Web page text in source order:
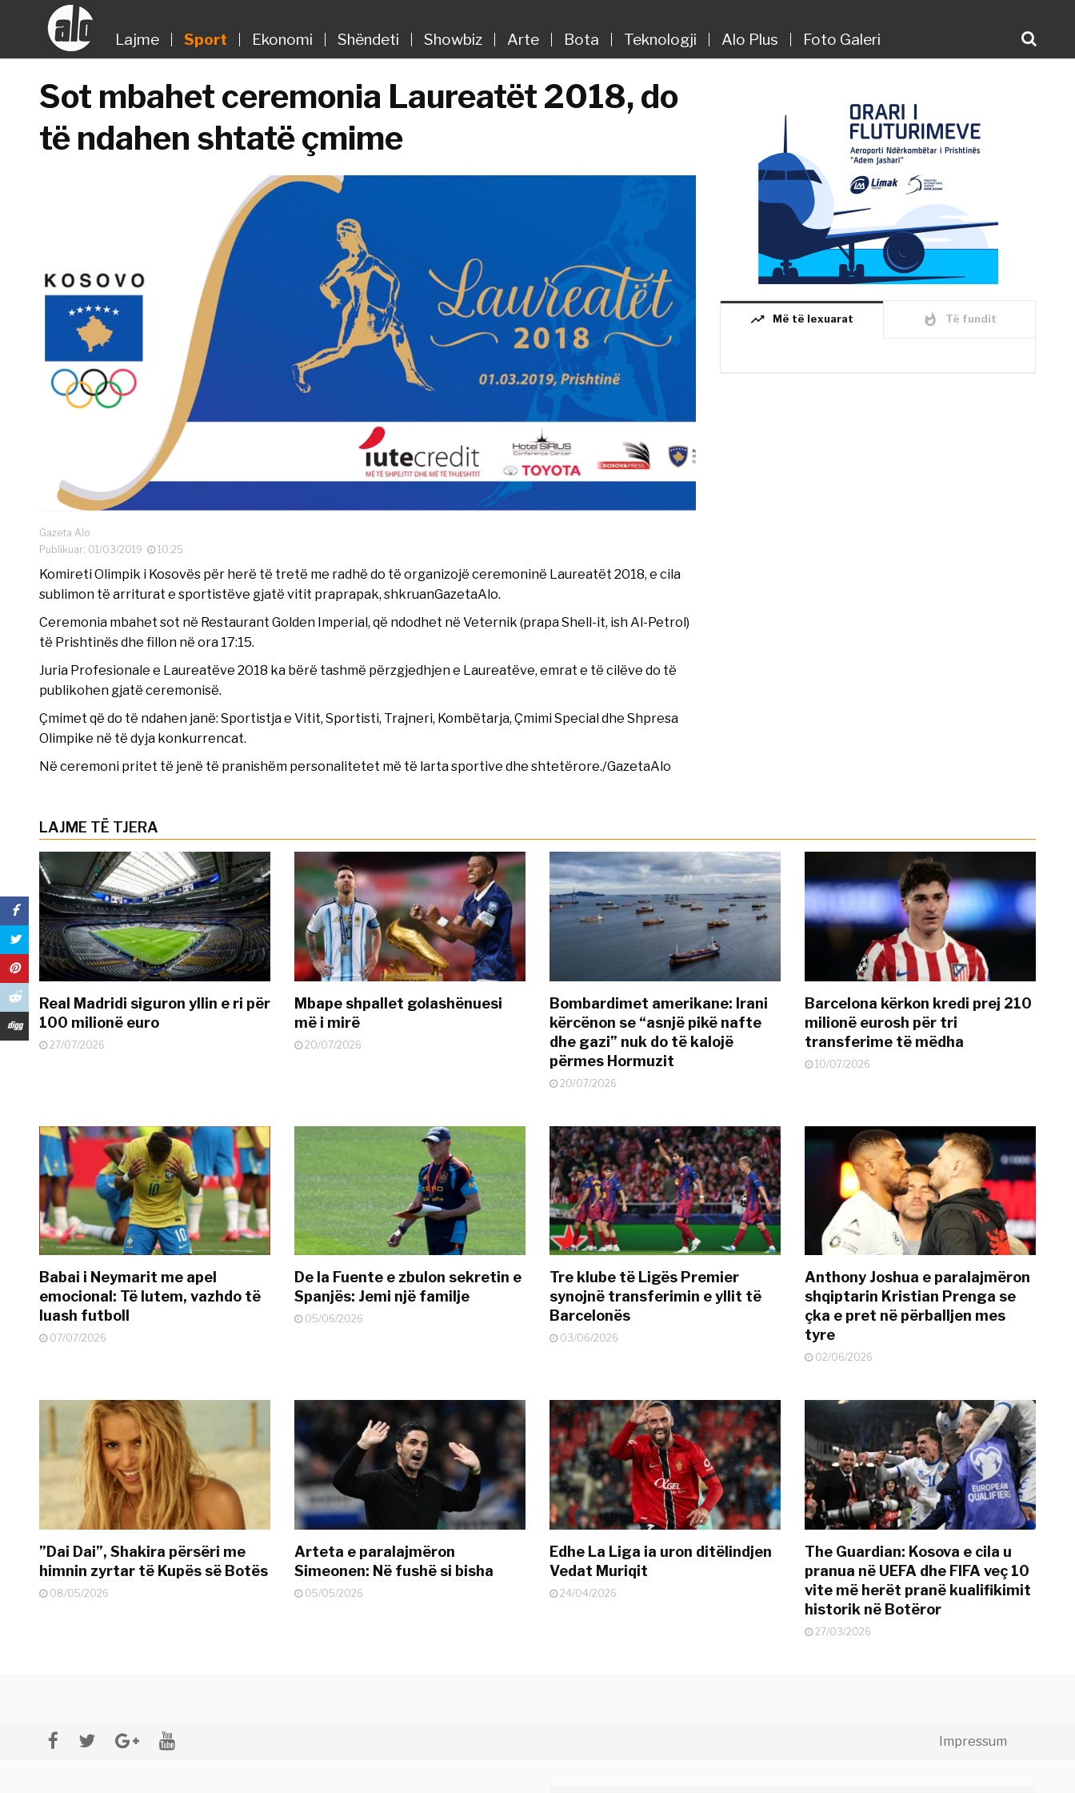
Lajme Sport Ekonomi Shëndeti Showbiz Arte Bota Teknologji Alo Plus Foto Galeri
Sot mbahet ceremonia Laureatët 2018, do
të ndahen shtatë çmime
Gazeta Alo
Publikuar: 01/03/2019
10:25
Komireti Olimpik i Kosovës për herë të tretë me radhë do të organizojë ceremoninë Laureatët 2018, e cila
sublimon të arriturat e sportistëve gjatë vitit praprapak, shkruanGazetaAlo.
Ceremonia mbahet sot në Restaurant Golden Imperial, që ndodhet në Veternik (prapa Shell-it, ish Al-Petrol)
të Prishtinës dhe fillon në ora 17:15.
Juria Profesionale e Laureatëve 2018 ka bërë tashmë përzgjedhjen e Laureatëve, emrat e të cilëve do të
publikohen gjatë ceremonisë.
Çmimet që do të ndahen janë: Sportistja e Vitit, Sportisti, Trajneri, Kombëtarja, Çmimi Special dhe Shpresa
Olimpike në të dyja konkurrencat.
Në ceremoni pritet të jenë të pranishëm personalitetet më të larta sportive dhe shtetërore./GazetaAlo
trending_up Më të lexuarat whatshot Të fundit
LAJME TË TJERA
Real Madridi siguron yllin e ri për
100 milionë euro
27/07/2026
Mbape shpallet golashënuesi
më i mirë
20/07/2026
Bombardimet amerikane: Irani
kërcënon se “asnjë pikë nafte
dhe gazi” nuk do të kalojë
përmes Hormuzit
20/07/2026
Barcelona kërkon kredi prej 210
milionë eurosh për tri
transferime të mëdha
10/07/2026
Babai i Neymarit me apel
emocional: Të lutem, vazhdo të
luash futboll
07/07/2026
De la Fuente e zbulon sekretin e
Spanjës: Jemi një familje
05/06/2026
Tre klube të Ligës Premier
synojnë transferimin e yllit të
Barcelonës
03/06/2026
Anthony Joshua e paralajmëron
shqiptarin Kristian Prenga se
çka e pret në përballjen mes
tyre
02/06/2026
”Dai Dai”, Shakira përsëri me
himnin zyrtar të Kupës së Botës
08/05/2026
Arteta e paralajmëron
Simeonen: Në fushë si bisha
05/05/2026
Edhe La Liga ia uron ditëlindjen
Vedat Muriqit
24/04/2026
The Guardian: Kosova e cila u
pranua në UEFA dhe FIFA veç 10
vite më herët pranë kualifikimit
historik në Botëror
27/03/2026
Impressum